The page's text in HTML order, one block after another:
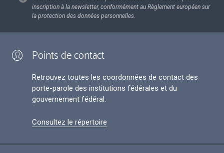
inscription à la newsletter, conformément au Règlement européen sur
la protection des données personnelles.
Points de contact
Retrouvez toutes les coordonnées de contact des
porte-parole des institutions fédérales et du
gouvernement fédéral.
Consultez le répertoire